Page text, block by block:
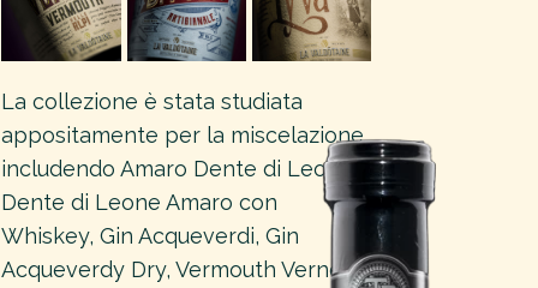
La collezione è stata studiata
appositamente per la miscelazione,
includendo Amaro Dente di Leone,
Dente di Leone Amaro con
Whiskey,Gin Acqueverdi, Gin
Acqueverdy Dry, Vermouth Verney,